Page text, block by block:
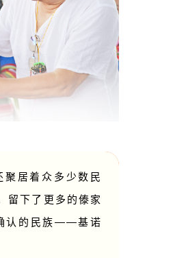
居着众多少数民
留下了更多的傣家
认的民族——基诺